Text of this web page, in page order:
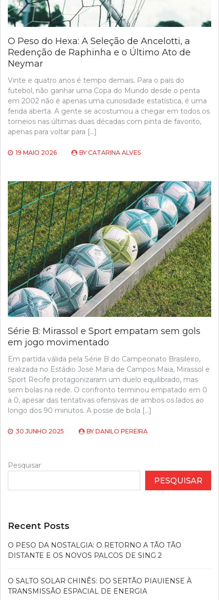
O Peso do Hexa: A Seleção de Ancelotti, a
Redenção de Raphinha e o Último Ato de
Neymar
Vinte e quatro anos é tempo demais. Para o país do
futebol, não ganhar uma Copa do Mundo desde o penta
em 2002 não é apenas uma curiosidade estatística, é uma
ferida aberta. A gente se acostumou a chegar em todos os
torneios nas últimas duas décadas com pinta de favorito,
apenas para voltar para […]
19 MAIO 2026 BY CATARINA ALVES
Série B: Mirassol e Sport empatam sem gols
em jogo movimentado
Em partida válida pela Série B do Campeonato Brasileiro,
realizada no Estádio José Maria de Campos Maia, Mirassol e
Sport Recife protagonizaram um duelo equilibrado, mas
sem bolas na rede. O confronto terminou empatado em 0
a 0, apesar das tentativas ofensivas de ambos os lados ao
longo dos 90 minutos. A posse de bola […]
30 JUNHO 2025 BY DANILO PEREIRA
Pesquisar
PESQUISAR
Recent Posts
O PESO DA NOSTALGIA: O RETORNO A TÃO TÃO
DISTANTE E OS NOVOS PALCOS DE SING 2
O SALTO SOLAR CHINÊS: DO SERTÃO PIAUIENSE À
TRANSMISSÃO ESPACIAL DE ENERGIA